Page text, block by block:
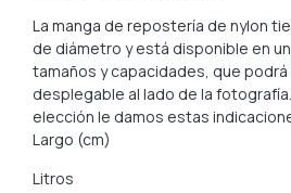
La manga de repostería de nylon
de diámetro y está disponible en
tamaños y capacidades, que
desplegable al lado de la
elección le damos estas
Largo (cm)
Litros